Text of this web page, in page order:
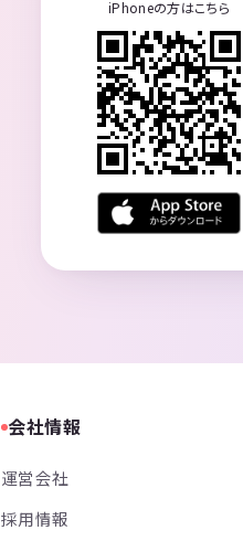
iPhoneの方はこちら
会社情報
運営会社
採用情報